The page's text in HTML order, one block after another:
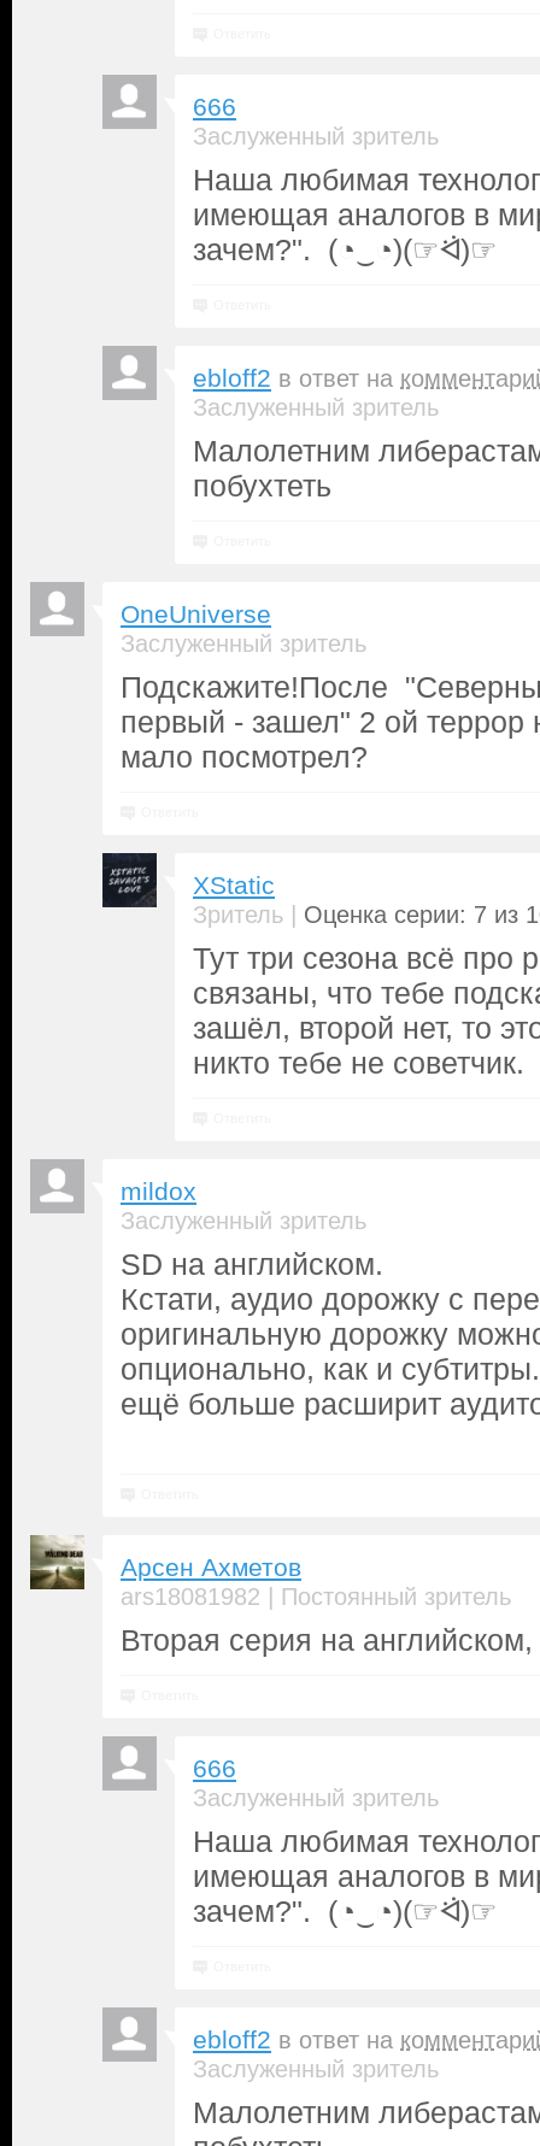
666
Заслуженный зритель
Наша любимая
имеющая аналогов в
зачем?". (⁠◔⁠‿⁠◔⁠)(☞ᐛ)☞
ebloff2 в ответ на
Заслуженный зритель
Малолетним
побухтеть
OneUniverse
Заслуженный зритель
Подскажите!После
первый - зашел" 2 ой террор
мало посмотрел?
XStatic
Зритель | Оценка серии: 7 из
Тут три сезона всё про
связаны, что тебе
зашёл, второй нет, то
никто тебе не советчик.
mildox
Заслуженный зритель
SD на английском.
Кстати, аудио дорожку с
оригинальную дорожку
опционально, как и
ещё больше расширит
Арсен Ахметов
ars18081982 | Постоянный зритель
Вторая серия на английском,
666
Заслуженный зритель
Наша любимая
имеющая аналогов в
зачем?". (⁠◔⁠‿⁠◔⁠)(☞ᐛ)☞
ebloff2 в ответ на
Заслуженный зритель
Малолетним